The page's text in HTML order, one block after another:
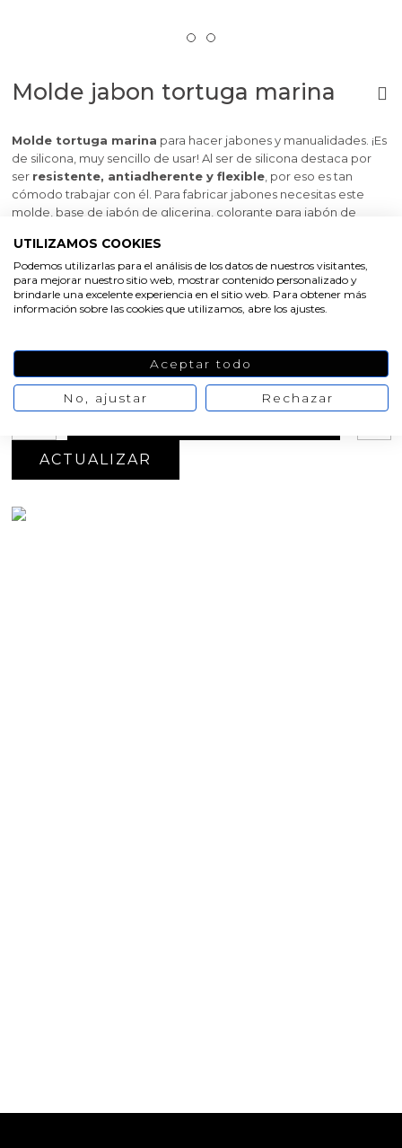
Molde jabon tortuga marina
Molde tortuga marina para hacer jabones y manualidades. ¡Es
de silicona, muy sencillo de usar! Al ser de silicona destaca por
ser resistente, antiadherente y flexible, por eso es tan
cómodo trabajar con él. Para fabricar jabones necesitas este
molde, base de jabón de glicerina, colorante para jabón de
añadir unas gotas de esencia y colorante y rellenar el molde. En
unos minutos estarán listos para usar. ¡Son muy fáciles de
hacery el resultado es espectacular, así que anímate a probar!
Medidas aprox: 9,5 x 7,5 x 1,7 cm
-20%
20,18 €
16,15 €
No hay
opiniones de momento
UTILIZAMOS COOKIES
Podemos utilizarlas para el análisis de los datos de nuestros visitantes,
para mejorar nuestro sitio web, mostrar contenido personalizado y
brindarle una excelente experiencia en el sitio web. Para obtener más
información sobre las cookies que utilizamos, abre los ajustes.
Aceptar todo
No, ajustar Rechazar